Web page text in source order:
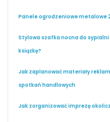
Panele ogrodzeniowe metalowe
Stylowa szafka nocna do
książkę?
Jak zaplanować materiały
spotkań handlowych
Jak zorganizować imprezę